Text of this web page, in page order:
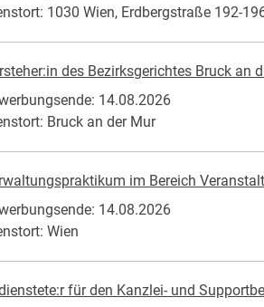
1030 Wien, Erdbergstraße 192-
des Bezirksgerichtes Bruck an
14.08.2026
Bruck an der Mur
im Bereich
14.08.2026
Wien
für den Kanzlei- und